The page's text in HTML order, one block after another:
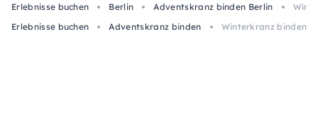
Erlebnisse buchen Berlin Adventskranz binden Berlin
Erlebnisse buchen
Adventskranz binden Winterkranz binden